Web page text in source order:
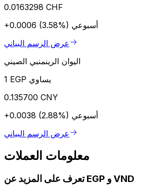
0.0163298 CHF
+0.0006 (3.58%) أسبوعي
عرض الرسم البياني
اليوان الرينمنبي الصيني
1 EGP يساوي
0.135700 CNY
+0.0038 (2.88%) أسبوعي
عرض الرسم البياني
معلومات العملات
تعرف على المزيد عن EGP و VND